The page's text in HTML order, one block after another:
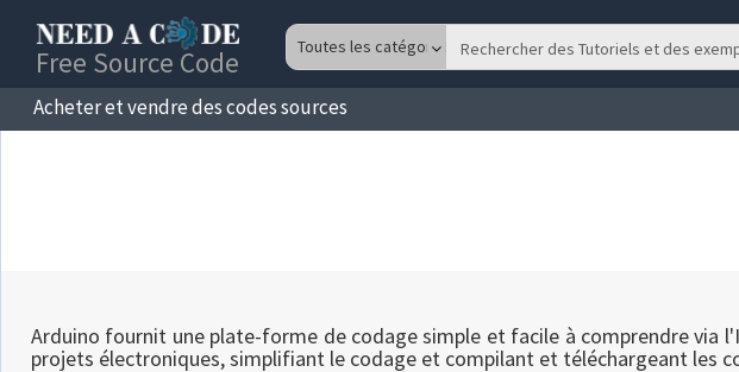
Free Source Code
Acheter et vendre des codes sources
Arduino fournit une plate-forme de codage simple et facile à comprendre via
projets électroniques, simplifiant le codage et compilant et téléchargeant les